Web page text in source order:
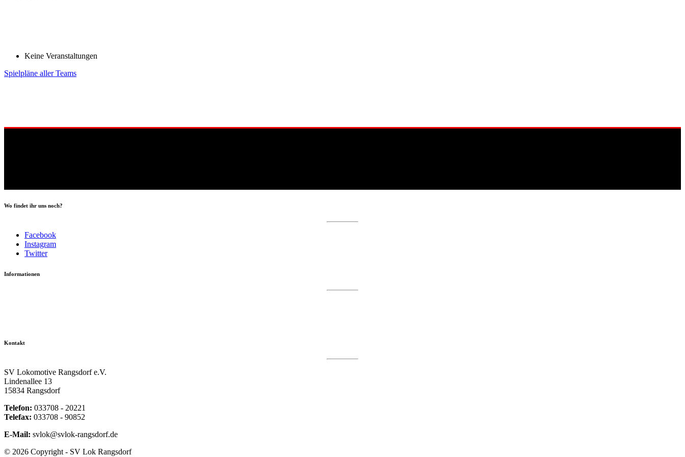
Keine Veranstaltungen
Spielpläne aller Teams
Wo findet ihr uns noch?
Facebook
Instagram
Twitter
Informationen
Kontakt
SV Lokomotive Rangsdorf e.V.
Lindenallee 13
15834 Rangsdorf
Telefon: 033708 - 20221
Telefax: 033708 - 90852
E-Mail: svlok@svlok-rangsdorf.de
© 2026 Copyright - SV Lok Rangsdorf